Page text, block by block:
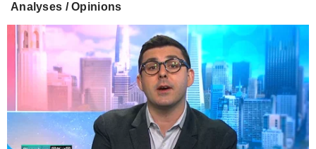
Analyses / Opinions